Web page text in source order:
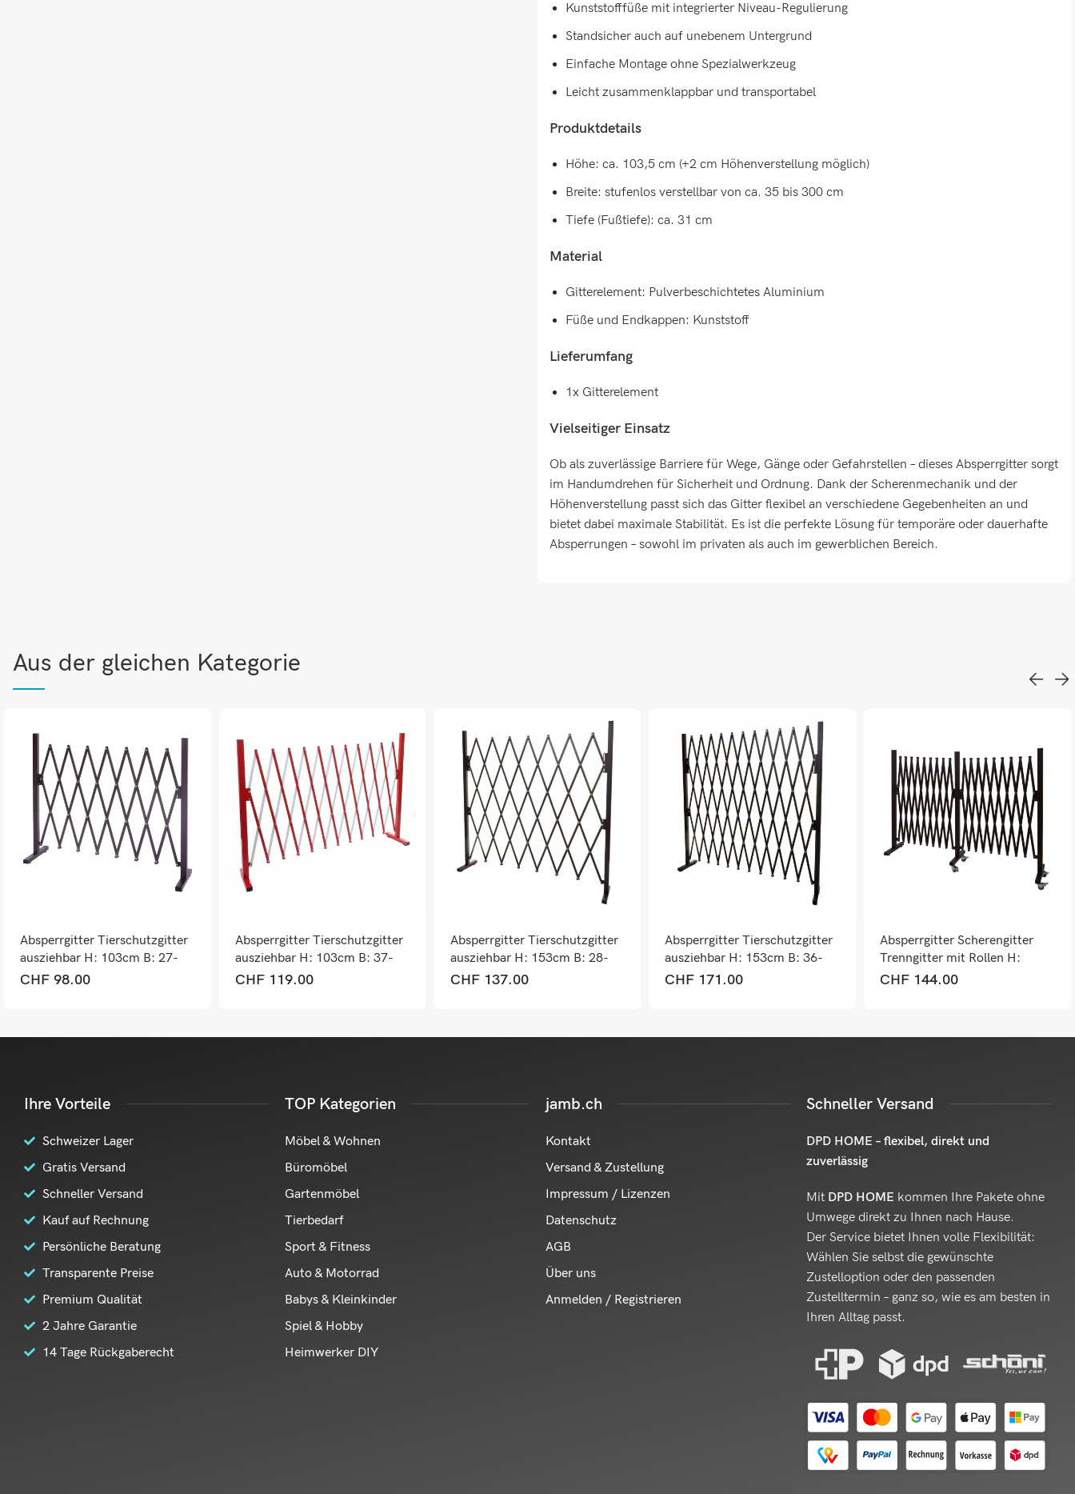
Kunststofffüße mit integrierter Niveau-Regulierung
Standsicher auch auf unebenem Untergrund
Einfache Montage ohne Spezialwerkzeug
Leicht zusammenklappbar und transportabel
Produktdetails
Höhe: ca. 103,5 cm (+2 cm Höhenverstellung möglich)
Breite: stufenlos verstellbar von ca. 35 bis 300 cm
Tiefe (Fußtiefe): ca. 31 cm
Material
Gitterelement: Pulverbeschichtetes Aluminium
Füße und Endkappen: Kunststoff
Lieferumfang
1x Gitterelement
Vielseitiger Einsatz
Ob als zuverlässige Barriere für Wege, Gänge oder Gefahrstellen – dieses Absperrgitter sorgt
im Handumdrehen für Sicherheit und Ordnung. Dank der Scherenmechanik und der
Höhenverstellung passt sich das Gitter flexibel an verschiedene Gegebenheiten an und
bietet dabei maximale Stabilität. Es ist die perfekte Lösung für temporäre oder dauerhafte
Absperrungen – sowohl im privaten als auch im gewerblichen Bereich.
Aus der gleichen Kategorie
Absperrgitter Tierschutzgitter
ausziehbar H: 103cm B: 27-
207cm
CHF98.00
Absperrgitter Tierschutzgitter
ausziehbar H: 103cm B: 37-
300cm
CHF119.00
Absperrgitter Tierschutzgitter
ausziehbar H: 153cm B: 28-
200cm
CHF137.00
Absperrgitter Tierschutzgitter
ausziehbar H: 153cm B: 36-
300cm
CHF 171.00
Absperrgitter Scherengitter
Trenngitter mit Rollen H:
109cm B: 60-530cm
CHF 144.00
Ihre Vorteile
Schweizer Lager
Gratis Versand
Schneller Versand
Kauf auf Rechnung
Persönliche Beratung
Transparente Preise
Premium Qualität
2 Jahre Garantie
14 Tage Rückgaberecht
TOP Kategorien
Möbel & Wohnen
Büromöbel
Gartenmöbel
Tierbedarf
Sport & Fitness
Auto & Motorrad
Babys & Kleinkinder
Spiel & Hobby
Heimwerker DIY
jamb.ch
Kontakt
Versand & Zustellung
Impressum / Lizenzen
Datenschutz
AGB
Über uns
Anmelden / Registrieren
Schneller Versand
DPD HOME – flexibel, direkt und
zuverlässig
Mit DPD HOME kommen Ihre Pakete ohne
Umwege direkt zu Ihnen nach Hause.
Der Service bietet Ihnen volle Flexibilität:
Wählen Sie selbst die gewünschte
Zustelloption oder den passenden
Zustelltermin – ganz so, wie es am besten in
Ihren Alltag passt.